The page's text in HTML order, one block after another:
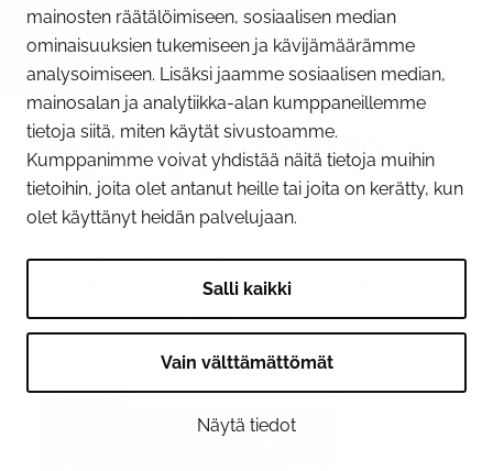
mainosten räätälöimiseen, sosiaalisen median
ominaisuuksien tukemiseen ja kävijämäärämme
analysoimiseen. Lisäksi jaamme sosiaalisen median,
mainosalan ja analytiikka-alan kumppaneillemme
tietoja siitä, miten käytät sivustoamme.
Kumppanimme voivat yhdistää näitä tietoja muihin
tietoihin, joita olet antanut heille tai joita on kerätty, kun
olet käyttänyt heidän palvelujaan.
Salli kaikki
Vain välttämättömät
Näytä tiedot
09.06.2026
Huomioi Tornion sillan
alikulkukohdat liikkuessasi
joella kesällä
Tornionjoen ylittävän sillan
peruskunnostustyöt jatkuvat kesän ajan.
Veneilijöille ja muille joella kulkeville on
merkitty sillan alle kaksi alikulkukohtaa.